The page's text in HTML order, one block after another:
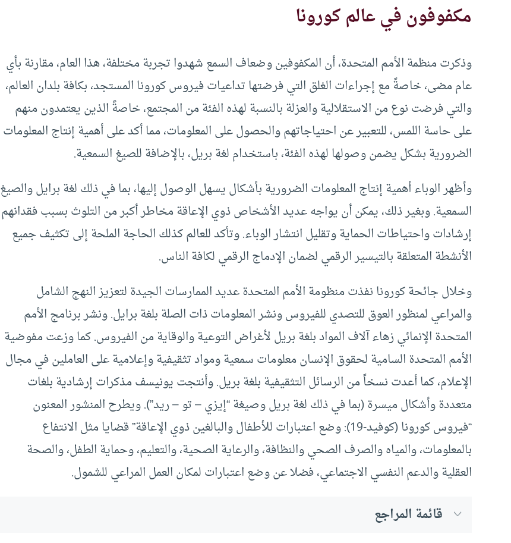
مكفوفون في عالم كورونا
وذكرت منظمة الأمم المتحدة، أن المكفوفين وضعاف السمع شهدوا تجربة مختلفة، هذا العام، مقارنة بأي
عام مضى، خاصةً مع إجراءات الغلق التي فرضتها تداعيات فيروس كورونا المستجد، بكافة بلدان العالم،
والتي فرضت نوع من الاستقلالية والعزلة بالنسبة لهذه الفئة من المجتمع، خاصةً الذين يعتمدون منهم
على حاسة اللمس، للتعبير عن احتياجاتهم والحصول على المعلومات، مما أكد على أهمية إنتاج المعلومات
الضرورية بشكل يضمن وصولها لهذه الفئة، باستخدام لغة بريل، بالإضافة للصيغ السمعية.
وأظهر الوباء أهمية إنتاج المعلومات الضرورية بأشكال يسهل الوصول إليها، بما في ذلك لغة برايل والصيغ
السمعية. وبغير ذلك، يمكن أن يواجه عديد الأشخاص ذوي الإعاقة مخاطر أكبر من التلوث بسبب فقدانهم
إرشادات واحتياطات الحماية وتقليل انتشار الوباء. وتأكد للعالم كذلك الحاجة الملحة إلى تكثيف جميع
الأنشطة المتعلقة بالتيسير الرقمي لضمان الإدماج الرقمي لكافة الناس.
وخلال جائحة كورونا نفذت منظومة الأمم المتحدة عديد الممارسات الجيدة لتعزيز النهج الشامل
والمراعي لمنظور العوق للتصدي للفيروس ونشر المعلومات ذات الصلة بلغة برايل. ونشر برنامج الأمم
المتحدة الإنمائي زهاء آلاف المواد بلغة بريل لأغراض التوعية والوقاية من الفيروس. كما وزعت مفوضية
الأمم المتحدة السامية لحقوق الإنسان معلومات سمعية ومواد تثقيفية وإعلامية على العاملين في مجال
الإعلام، كما أعدت نسخاً من الرسائل التثقيفية بلغة بريل. وأنتجت يونيسف مذكرات إرشادية بلغات
متعددة وأشكال ميسرة (بما في ذلك لغة بريل وصيغة “إيزي – تو – ريد”). ويطرح المنشور المعنون
“فيروس كورونا (كوفيد-19): وضع اعتبارات للأطفال والبالغين ذوي الإعاقة” قضايا مثل الانتفاع
بالمعلومات، والمياه والصرف الصحي والنظافة، والرعاية الصحية، والتعليم، وحماية الطفل، والصحة
العقلية والدعم النفسي الاجتماعي، فضلا عن وضع اعتبارات لمكان العمل المراعي للشمول.
قائمة المراجع